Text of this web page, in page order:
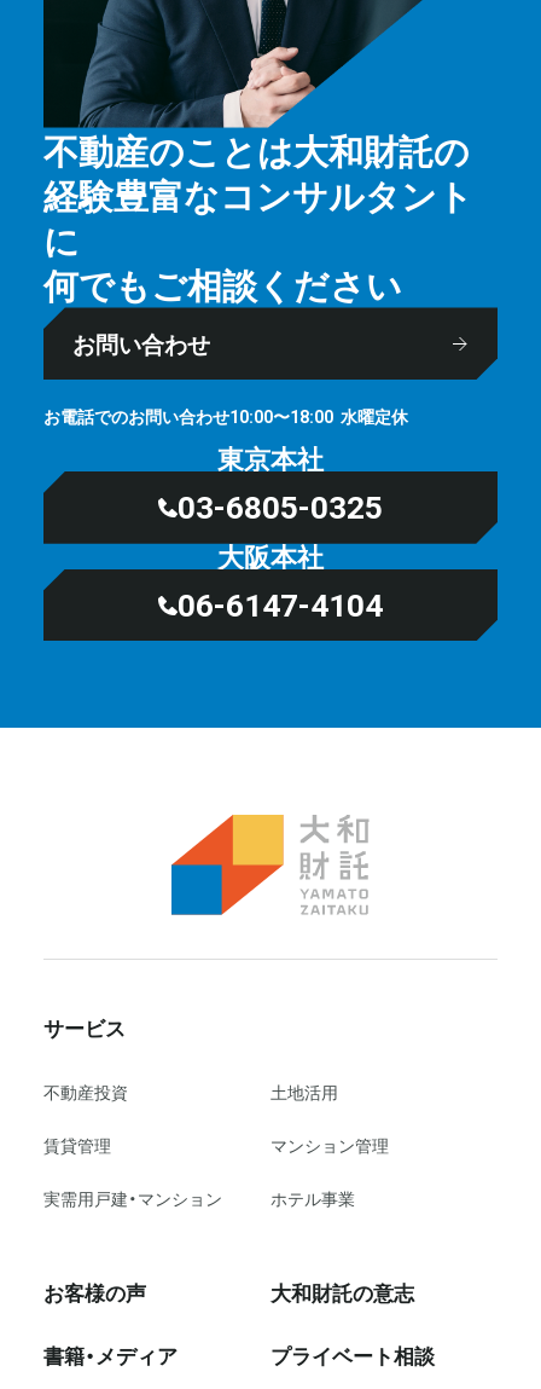
不動産のことは大和財託の
経験豊富なコンサルタント
に
何でもご相談ください
お問い合わせ
お電話でのお問い合わせ10:00〜18:00 ⽔曜定休
東京本社
03-6805-0325
大阪本社
06-6147-4104
サービス
不動産投資
⼟地活⽤
賃貸管理
マンション管理
実需用戸建・マンション
ホテル事業
お客様の声
書籍・メディア
大和財託の意志
プライベート相談